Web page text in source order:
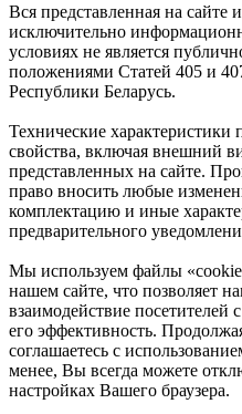
Вся представленная на сайте
исключительно
условиях не является
положениями Статей 405 и
Республики Беларусь.
Технические характеристики
свойства, включая внешний
представленных на сайте.
право вносить любые
комплектацию и иные
предварительного
Мы используем файлы
нашем сайте, что позволяет
взаимодействие
его эффективность.
соглашаетесь с
менее, Вы всегда можете
настройках Вашего браузера.